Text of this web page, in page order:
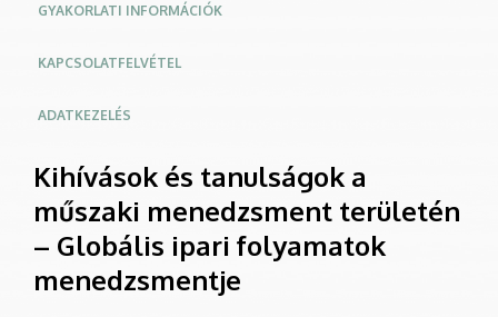
GYAKORLATI INFORMÁCIÓK
KAPCSOLATFELVÉTEL
ADATKEZELÉS
Kihívások és tanulságok a
műszaki menedzsment területén
– Globális ipari folyamatok
menedzsmentje